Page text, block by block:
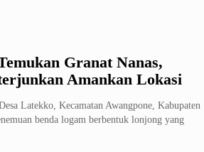
Granat Nanas,
Amankan Lokasi
Latekko, Kecamatan Awangpone, Kabupaten
benda logam berbentuk lonjong yang